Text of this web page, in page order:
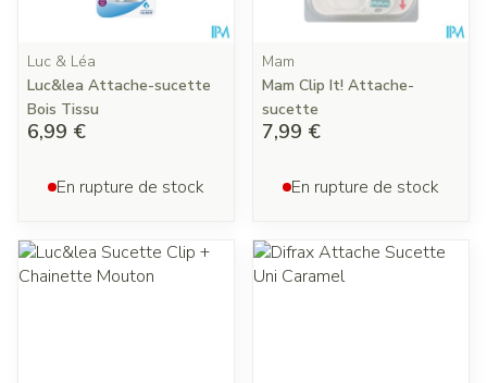
Luc & Léa
Luc&lea Attache-sucette
Bois Tissu
6,99 €
En rupture de stock
Mam
Mam Clip It! Attache-
sucette
7,99 €
En rupture de stock